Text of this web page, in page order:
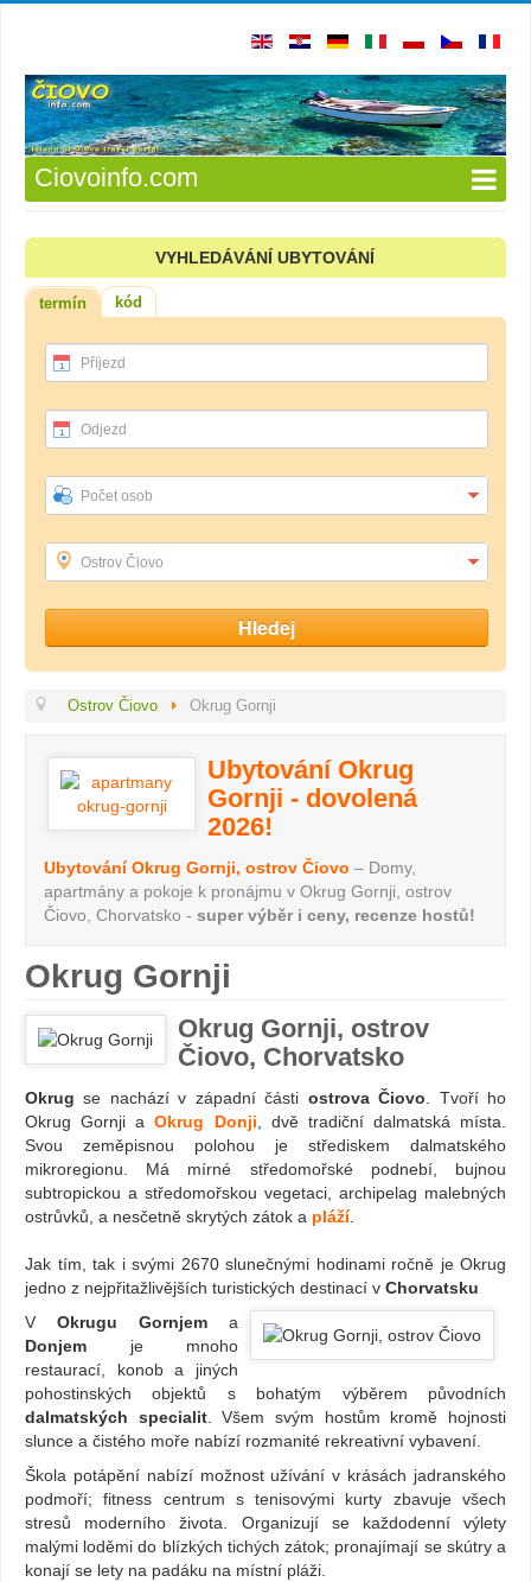
Ciovoinfo.com
VYHLEDÁVÁNÍ UBYTOVÁNÍ
termín kód
Příjezd
Odjezd
Počet osob
Ostrov Čiovo
Ostrov Čiovo Okrug Gornji
Ubytování Okrug
Gornji - dovolená
2026!
Ubytování Okrug Gornji, ostrov Čiovo – Domy,
apartmány a pokoje k pronájmu v Okrug Gornji, ostrov
Čiovo, Chorvatsko - super výběr i ceny, recenze hostů!
Okrug Gornji
Okrug Gornji, ostrov
Čiovo, Chorvatsko
Okrugse nachází v západní části ostrova Čiovo. Tvoří ho
Okrug Gornji aOkrug Donji, dvě tradiční dalmatská místa.
Svou zeměpisnou polohou je střediskem dalmatského
mikroregionu. Má mírné středomořské podnebí, bujnou
subtropickou a středomořskou vegetaci, archipelag malebných
ostrůvků, a nesčetně skrytých zátok a pláží.
Jak tím, tak i svými 2670 slunečnými hodinami ročně je Okrug
jedno z nejpřitažlivějších turistických destinací v Chorvatsku
V Okrugu Gornjem a
Donjem je mnoho
restaurací, konob a jiných
pohostinských objektů s bohatým výběrem původních
dalmatských specialit. Všem svým hostům kromě hojnosti
slunce a čistého moře nabízí rozmanité rekreativní vybavení.
Škola potápění nabízí možnost užívání v krásách jadranského
podmoří; fitness centrum s tenisovými kurty zbavuje všech
stresů moderního života. Organizují se každodenní výlety
malými loděmi do blízkých tichých zátok; pronajímají se skútry a
konají se lety na padáku na místní pláži.